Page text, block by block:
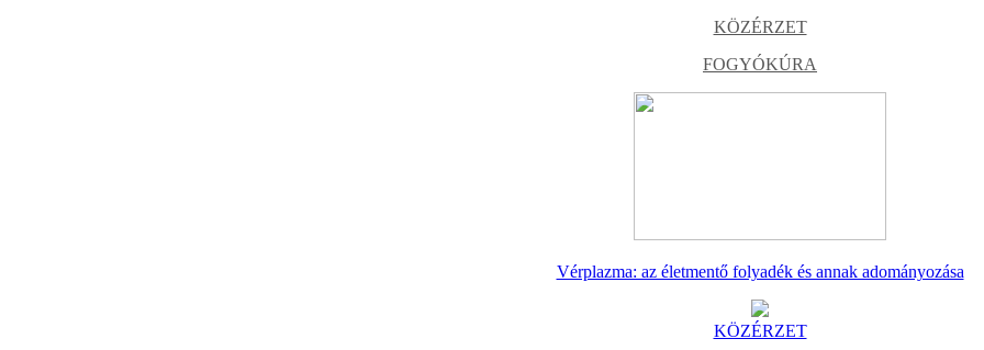
KÖZÉRZET
FOGYÓKÚRA
Vérplazma: az életmentő folyadék és annak adományozása
KÖZÉRZET